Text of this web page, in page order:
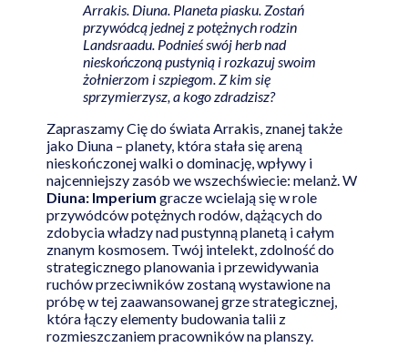
Arrakis. Diuna. Planeta piasku. Zostań
przywódcą jednej z potężnych rodzin
Landsraadu. Podnieś swój herb nad
nieskończoną pustynią i rozkazuj swoim
żołnierzom i szpiegom. Z kim się
sprzymierzysz, a kogo zdradzisz?
Zapraszamy Cię do świata Arrakis, znanej także
jako Diuna – planety, która stała się areną
nieskończonej walki o dominację, wpływy i
najcenniejszy zasób we wszechświecie: melanż. W
Diuna: Imperium gracze wcielają się w role
przywódców potężnych rodów, dążących do
zdobycia władzy nad pustynną planetą i całym
znanym kosmosem. Twój intelekt, zdolność do
strategicznego planowania i przewidywania
ruchów przeciwników zostaną wystawione na
próbę w tej zaawansowanej grze strategicznej,
która łączy elementy budowania talii z
rozmieszczaniem pracowników na planszy.